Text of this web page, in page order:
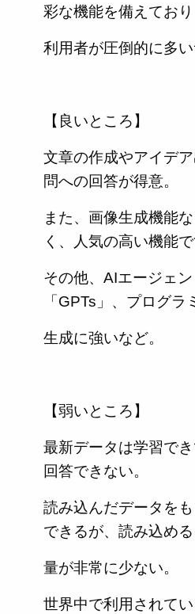
彩な機能を備えており
利用者が圧倒的に多い
【良いところ】
文章の作成やアイデ
問への回答が得意。
また、画像生成機能
く、人気の高い機能で
その他、AIエージェ
「GPTs」、プログラ
生成に強いなど。
【弱いところ】
最新データは学習でき
回答できない。
読み込んだデータを
できるが、読み込める
量が非常に少ない。
世界中で利用されて